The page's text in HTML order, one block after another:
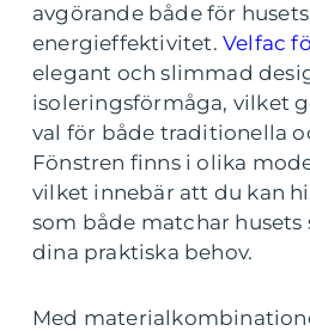
avgörande både för
energieffektivitet. Velfac
elegant och slimmad
isoleringsförmåga, vilket
val för både traditionella
Fönstren finns i olika
vilket innebär att du kan
som både matchar
dina praktiska behov.
Med